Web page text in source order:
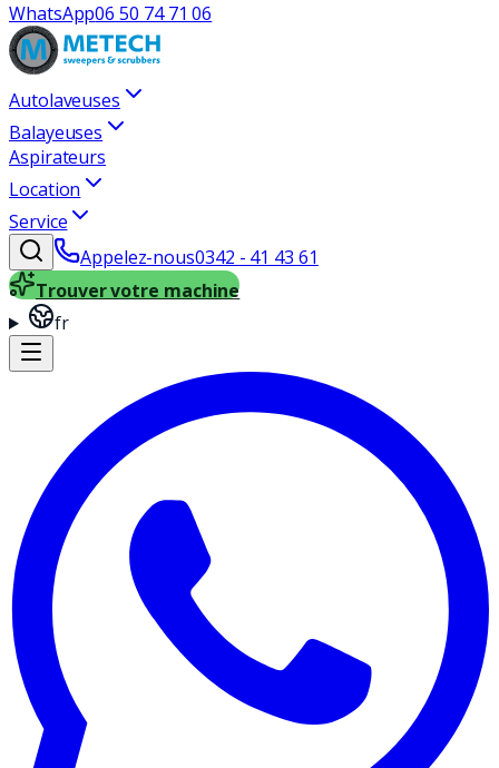
WhatsApp06 50 74 71 06
Autolaveuses
Balayeuses
Aspirateurs
Location
Service
Appelez-nous0342 - 41 43 61
Trouver votre machine
fr